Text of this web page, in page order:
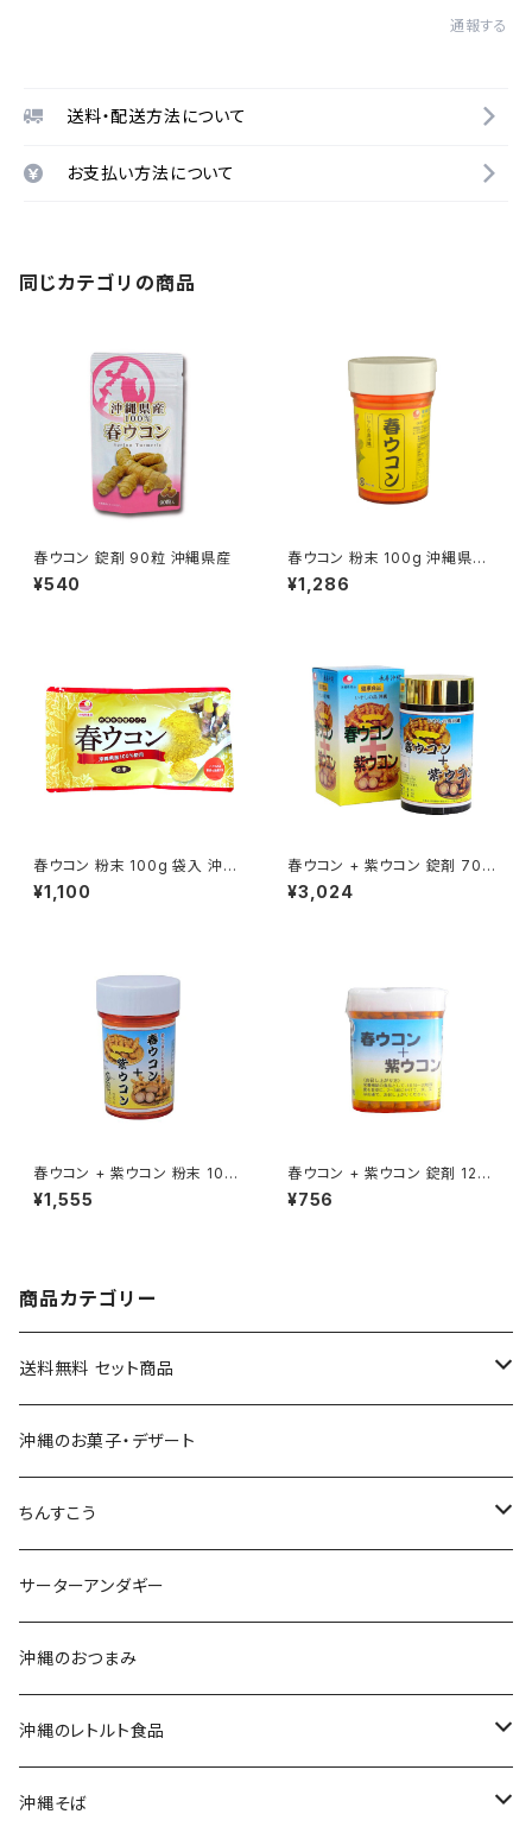
通報する
送料・配送方法について
お支払い方法について
同じカテゴリの商品
春ウコン 錠剤 90粒 沖縄県産
¥540
春ウコン 粉末 100g 沖縄県産1
00%
¥1,286
春ウコン 粉末 100g 袋入 沖縄
県産100% 詰換え用にも
¥1,100
春ウコン + 紫ウコン 錠剤 700
粒 沖縄県産
¥3,024
春ウコン + 紫ウコン 粉末 100
g 沖縄県産
¥1,555
春ウコン + 紫ウコン 錠剤 120
粒 沖縄県産
¥756
商品カテゴリー
送料無料 セット商品
おつまみセット
黒糖セット
沖縄そばセット
生麺・乾麺
三枚肉そば(ラフテーそば)
沖縄のお菓子・デザート
ちんすこう
沖縄南風堂
新垣菓子店
名嘉真製菓本舗
珍品堂
サーターアンダギー
沖縄のおつまみ
沖縄のレトルト食品
ポークランチョンミート
沖縄そば